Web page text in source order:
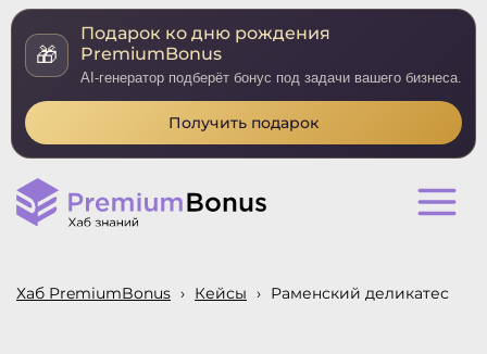
🎁
Подарок ко дню рождения
PremiumBonus
AI-генератор подберёт бонус под задачи вашего бизнеса.
Получить подарок
Хаб PremiumBonus › Кейсы › Раменский деликатес